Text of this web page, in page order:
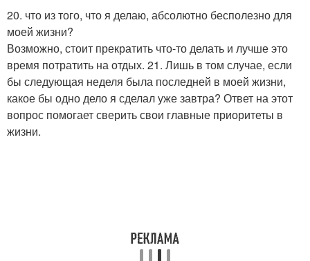
20. что из того, что я делаю, абсолютно бесполезно для
моей жизни?
Возможно, стоит прекратить что-то делать и лучше это
время потратить на отдых. 21. Лишь в том случае, если
бы следующая неделя была последней в моей жизни,
какое бы одно дело я сделал уже завтра? Ответ на этот
вопрос помогает сверить свои главные приоритеты в
жизни.